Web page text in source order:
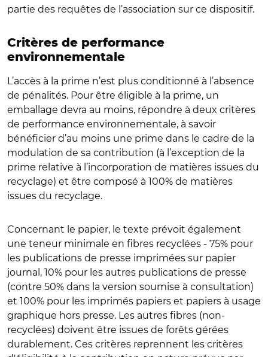
partie des requêtes de l’association sur ce dispositif.
Critères de performance
environnementale
L’accès à la prime n’est plus conditionné à l’absence
de pénalités. Pour être éligible à la prime, un
emballage devra au moins, répondre à deux critères
de performance environnementale, à savoir
bénéficier d’au moins une prime dans le cadre de la
modulation de sa contribution (à l’exception de la
prime relative à l’incorporation de matières issues du
recyclage) et être composé à 100% de matières
issues du recyclage.
Concernant le papier, le texte prévoit également
une teneur minimale en fibres recyclées - 75% pour
les publications de presse imprimées sur papier
journal, 10% pour les autres publications de presse
(contre 50% dans la version soumise à consultation)
et 100% pour les imprimés papiers et papiers à usage
graphique hors presse. Les autres fibres (non-
recyclées) doivent être issues de forêts gérées
durablement. Ces critères reprennent les critères